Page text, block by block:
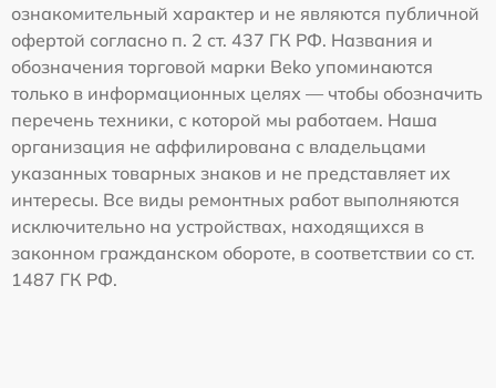
ознакомительный характер и не являются публичной
офертой согласно п. 2 ст. 437 ГК РФ. Названия и
обозначения торговой марки Beko упоминаются
только в информационных целях — чтобы обозначить
перечень техники, с которой мы работаем. Наша
организация не аффилирована с владельцами
указанных товарных знаков и не представляет их
интересы. Все виды ремонтных работ выполняются
исключительно на устройствах, находящихся в
законном гражданском обороте, в соответствии со ст.
1487 ГК РФ.